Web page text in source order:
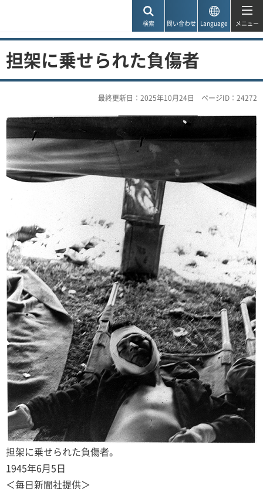
検索 問い合わせ Language メニュー
担架に乗せられた負傷者
最終更新日：2025年10月24日 ページID：24272
担架に乗せられた負傷者。
1945年6月5日
＜毎日新聞社提供＞